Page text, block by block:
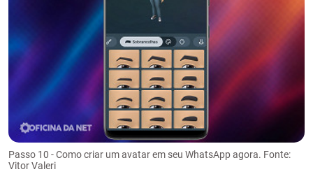
Passo 10 - Como criar um avatar em seu WhatsApp agora. Fonte:
Vitor Valeri